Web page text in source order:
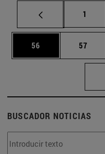
Página
1
Página
56 Página
57
BUSCADOR NOTICIAS